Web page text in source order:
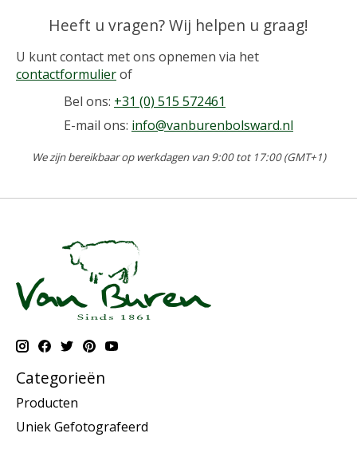
Heeft u vragen? Wij helpen u graag!
U kunt contact met ons opnemen via het
contactformulierof
Bel ons: +31 (0) 515 572461
E-mail ons: info@vanburenbolsward.nl
We zijn bereikbaar op werkdagen van 9:00 tot 17:00 (GMT+1)
Categorieën
Producten
Uniek Gefotografeerd